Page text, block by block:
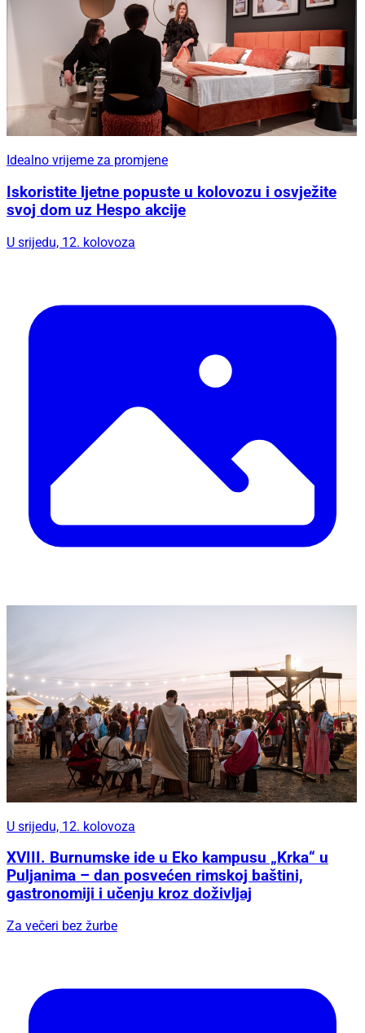
Idealno vrijeme za promjene
Iskoristite ljetne popuste u kolovozu i osvježite
svoj dom uz Hespo akcije
U srijedu, 12. kolovoza
U srijedu, 12. kolovoza
XVIII. Burnumske ide u Eko kampusu „Krka“ u
Puljanima – dan posvećen rimskoj baštini,
gastronomiji i učenju kroz doživljaj
Za večeri bez žurbe